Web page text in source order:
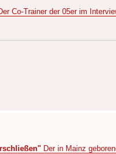
Co-Trainer der 05er im
Der in Mainz